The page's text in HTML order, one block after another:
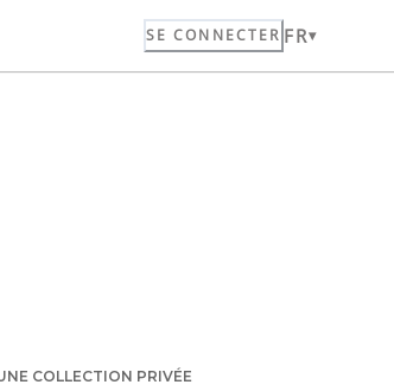
SE CONNECTER FR
COLLECTION PRIVÉE